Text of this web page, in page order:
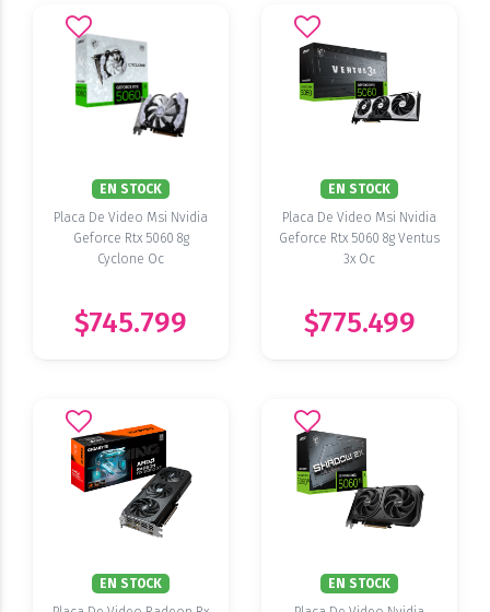
EN STOCK
Placa De Video Msi Nvidia
Geforce Rtx 5060 8g
Cyclone Oc
$745.799
EN STOCK
Placa De Video Msi Nvidia
Geforce Rtx 5060 8g Ventus
3x Oc
$775.499
EN STOCK
EN STOCK